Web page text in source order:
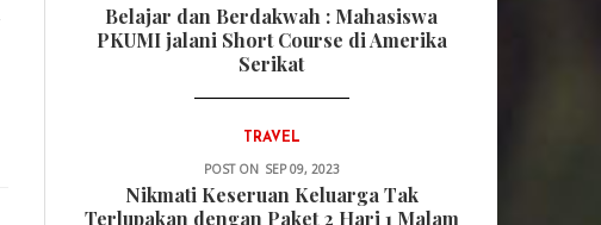
Belajar dan Berdakwah : Mahasiswa
PKUMI jalani Short Course di Amerika
Serikat
TRAVEL
POST ON SEP 09, 2023
Nikmati Keseruan Keluarga Tak
Terlupakan dengan Paket 2 Hari 1 Malam